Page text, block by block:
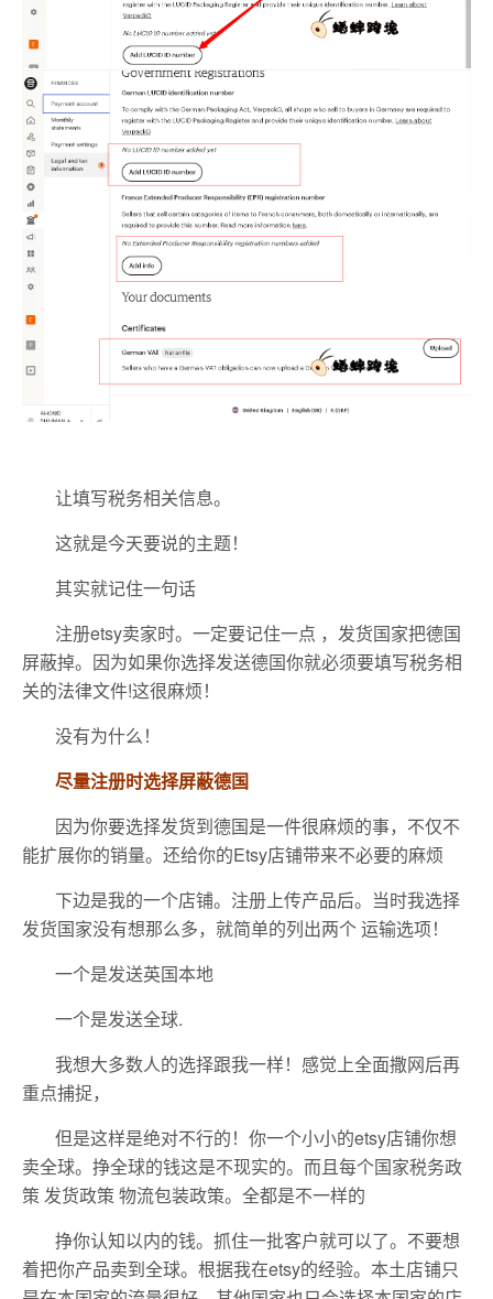
让填写税务相关信息。
这就是今天要说的主题！
其实就记住一句话
注册etsy卖家时。一定要记住一点 ，发货国家把德国
屏蔽掉。因为如果你选择发送德国你就必须要填写税务相
关的法律文件!这很麻烦！
没有为什么！
尽量注册时选择屏蔽德国
因为你要选择发货到德国是一件很麻烦的事，不仅不
能扩展你的销量。还给你的Etsy店铺带来不必要的麻烦
下边是我的一个店铺。注册上传产品后。当时我选择
发货国家没有想那么多，就简单的列出两个 运输选项！
一个是发送英国本地
一个是发送全球.
我想大多数人的选择跟我一样！感觉上全面撒网后再
重点捕捉，
但是这样是绝对不行的！你一个小小的etsy店铺你想
卖全球。挣全球的钱这是不现实的。而且每个国家税务政
策 发货政策 物流包装政策。全都是不一样的
挣你认知以内的钱。抓住一批客户就可以了。不要想
着把你产品卖到全球。根据我在etsy的经验。本土店铺只